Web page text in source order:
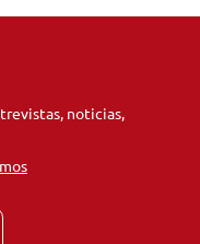
noticias,